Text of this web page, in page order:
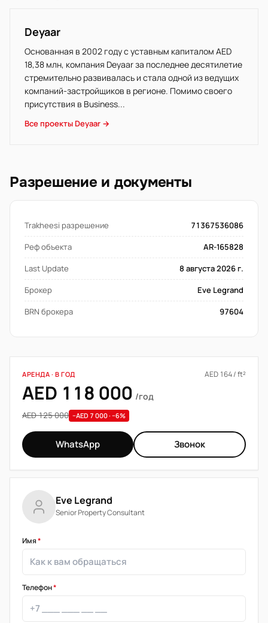
Deyaar
Основанная в 2002 году с уставным капиталом AED
18,38 млн, компания Deyaar за последнее десятилетие
стремительно развивалась и стала одной из ведущих
компаний-застройщиков в регионе. Помимо своего
присутствия в Business...
Все проекты Deyaar →
Разрешение и документы
Trakheesi разрешение
71367536086
Реф объекта
AR-165828
Last Update
8 августа 2026 г.
Брокер
Eve Legrand
BRN брокера
97604
АРЕНДА · В ГОД AED 164 / ft²
AED 118 000 /год
AED 125 000 −AED 7 000 · −6%
WhatsApp Звонок
Eve Legrand
Senior Property Consultant
Имя*
Телефон*